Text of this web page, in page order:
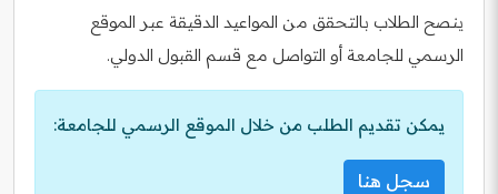
ينصح الطلاب بالتحقق من المواعيد الدقيقة عبر الموقع
الرسمي للجامعة أو التواصل مع قسم القبول الدولي.
يمكن تقديم الطلب من خلال الموقع الرسمي للجامعة:
سجل هنا